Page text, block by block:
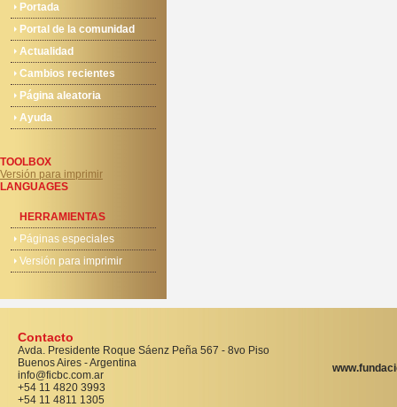
Portada
Portal de la comunidad
Actualidad
Cambios recientes
Página aleatoria
Ayuda
TOOLBOX
Versión para imprimir
LANGUAGES
HERRAMIENTAS
Páginas especiales
Versión para imprimir
Contacto
Avda. Presidente Roque Sáenz Peña 567 - 8vo Piso
Buenos Aires - Argentina
info@ficbc.com.ar
+54 11 4820 3993
+54 11 4811 1305